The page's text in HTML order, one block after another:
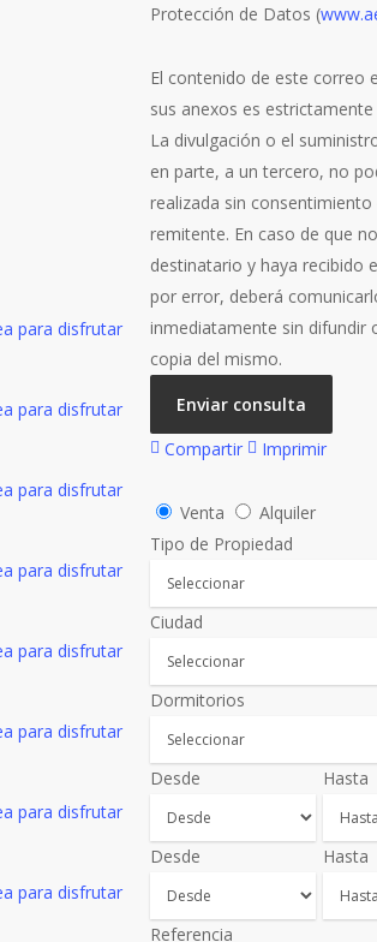
Protección de Datos (
El contenido de este correo
sus anexos es
La divulgación o el
en parte, a un tercero, no
realizada sin consentimiento
remitente. En caso de que
destinatario y haya recibido
por error, deberá
inmediatamente sin difundir
copia del mismo.
Enviar consulta
Compartir
Imprimir
Venta
Alquiler
Tipo de Propiedad
Ciudad
Dormitorios
Desde Hasta
Desde Hasta
Referencia